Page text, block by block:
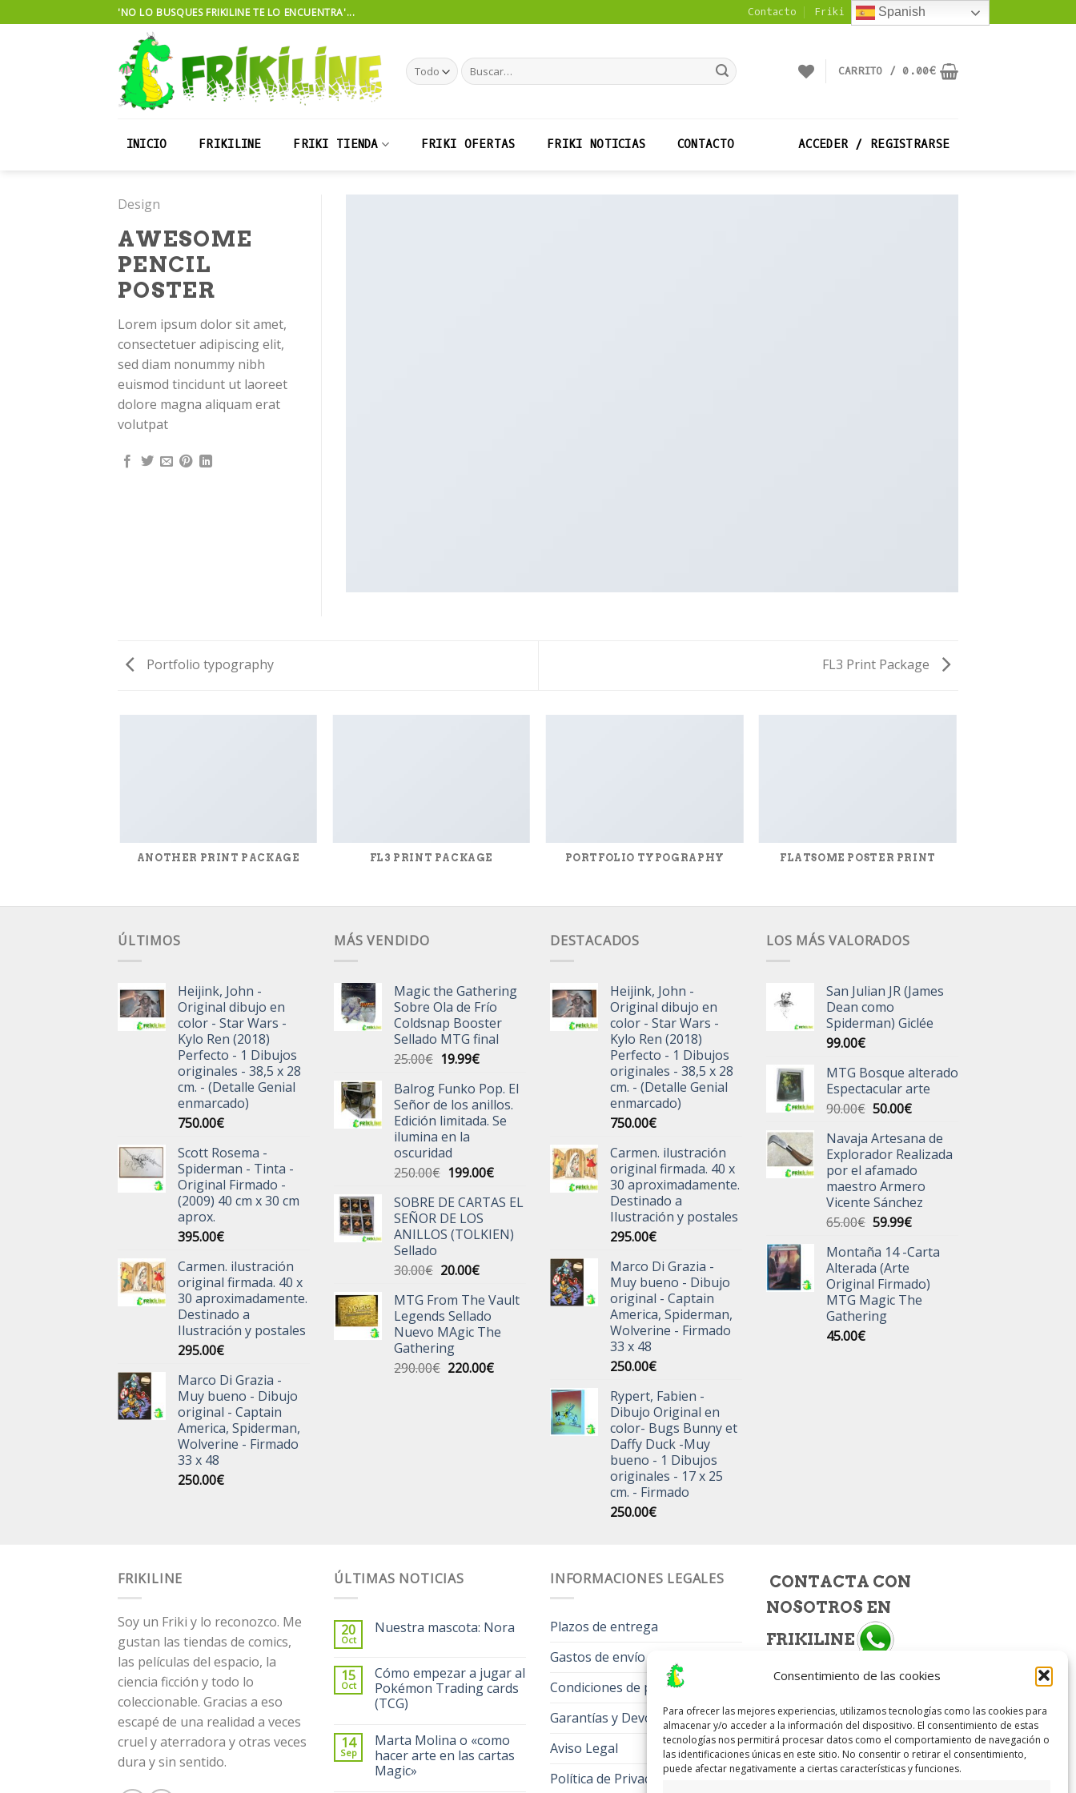
Consentimiento de las cookies
Para ofrecer las mejores experiencias, utilizamos tecnologías como las cookies para
almacenar y/o acceder a la información del dispositivo. El consentimiento de estas
tecnologías nos permitirá procesar datos como el comportamiento de navegación o
las identificaciones únicas en este sitio. No consentir o retirar el consentimiento,
puede afectar negativamente a ciertas características y funciones.
to
'NO LO BUSQUES FRIKILINE TE LO ENCUENTRA'... Contacto Friki Noticias
Buscar
por:
CARRITO / 0.00€
INICIO FRIKILINE FRIKI TIENDA FRIKI OFERTAS FRIKI NOTICIAS CONTACTO ACCEDER / REGISTRARSE
Design
AWESOME
PENCIL
POSTER
Lorem ipsum dolor sit amet,
consectetuer adipiscing elit,
sed diam nonummy nibh
euismod tincidunt ut laoreet
dolore magna aliquam erat
volutpat
Portfolio typography FL3 Print Package
ANOTHER PRINT PACKAGE FL3 PRINT PACKAGE PORTFOLIO TYPOGRAPHY FLATSOME POSTER PRINT
ÚLTIMOS
Heijink, John -
Original dibujo en
color - Star Wars -
Kylo Ren (2018)
Perfecto - 1 Dibujos
originales - 38,5 x 28
cm. - (Detalle Genial
enmarcado)
750.00€
Scott Rosema -
Spiderman - Tinta -
Original Firmado -
(2009) 40 cm x 30 cm
aprox.
395.00€
Carmen. ilustración
original firmada. 40 x
30 aproximadamente.
Destinado a
Ilustración y postales
295.00€
Marco Di Grazia -
Muy bueno - Dibujo
original - Captain
America, Spiderman,
Wolverine - Firmado
33 x 48
250.00€
MÁS VENDIDO
Magic the Gathering
Sobre Ola de Frío
Coldsnap Booster
Sellado MTG final
25.00€ El
original
era:
25.00€.
19.99€El
actual
es:
19.99€.
Balrog Funko Pop. El
Señor de los anillos.
Edición limitada. Se
ilumina en la
oscuridad
250.00€ El
original
era:
250.00€.
199.00€El
actual
199.00€.
SOBRE DE CARTAS EL
SEÑOR DE LOS
ANILLOS (TOLKIEN)
Sellado
30.00€ El
original
era:
30.00€.
20.00€El
actual
es:
20.00€.
MTG From The Vault
Legends Sellado
Nuevo MAgic The
Gathering
290.00€ El
220.00€El
DESTACADOS
Heijink, John -
Original dibujo en
color - Star Wars -
Kylo Ren (2018)
Perfecto - 1 Dibujos
originales - 38,5 x 28
cm. - (Detalle Genial
enmarcado)
750.00€
Carmen. ilustración
original firmada. 40 x
30 aproximadamente.
Destinado a
Ilustración y postales
295.00€
Marco Di Grazia -
Muy bueno - Dibujo
original - Captain
America, Spiderman,
Wolverine - Firmado
33 x 48
250.00€
Rypert, Fabien -
Dibujo Original en
color- Bugs Bunny et
Daffy Duck -Muy
bueno - 1 Dibujos
originales - 17 x 25
cm. - Firmado
250.00€
LOS MÁS VALORADOS
San Julian JR (James
Dean como
Spiderman) Giclée
99.00€
MTG Bosque alterado
Espectacular arte
90.00€ El
original
era:
90.00€.
50.00€El
actual
es:
50.00€.
Navaja Artesana de
Explorador Realizada
por el afamado
maestro Armero
Vicente Sánchez
65.00€ El
original
era:
65.00€.
59.99€El
actual
59.99€.
Montaña 14 -Carta
Alterada (Arte
Original Firmado)
MTG Magic The
Gathering
45.00€
FRIKILINE
Soy un Friki y lo reconozco. Me
gustan las tiendas de comics,
las películas del espacio, la
ciencia ficción y todo lo
coleccionable. Gracias a eso
escapé de una realidad a veces
cruel y aterradora y otras veces
dura y sin sentido.
ÚLTIMAS NOTICIAS
20
Oct
Nuestra mascota: Nora
15
Oct
Cómo empezar a jugar al
Pokémon Trading cards
(TCG)
14
Sep
Marta Molina o «como
hacer arte en las cartas
Magic»
INFORMACIONES LEGALES
Plazos de entrega
Gastos de envío
Condiciones de pago
Garantías y Devoluciones
Aviso Legal
Política de Privacidad
CONTACTA CON
NOSOTROS EN
FRIKILINE
Llámanos al924 80 01 85
924 80 08 66
o envíanos
un WhatsApp648 925 065.
e-mail
Spanish